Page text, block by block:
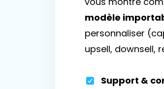
modèle
personnaliser
upsell, downsell,
Support &